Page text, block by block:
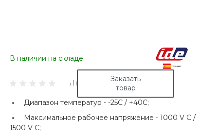
В наличии на складе
Заказать
товар
Диапазон температур - -25C / +40C;
Максимальное рабочее напряжение - 1000 V C /
1500 V C;